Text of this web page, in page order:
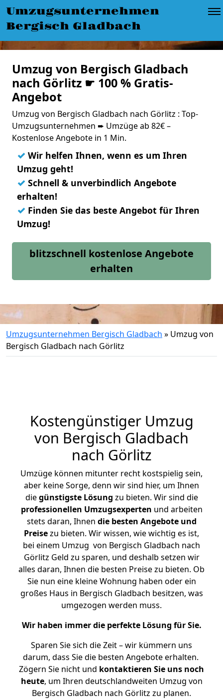
Umzugsunternehmen
Bergisch Gladbach
Umzug von Bergisch Gladbach
nach Görlitz ☛ 100 % Gratis-
Angebot
Umzug von Bergisch Gladbach nach Görlitz : Top-
Umzugsunternehmen ➨ Umzüge ab 82€ –
Kostenlose Angebote in 1 Min.
✓ Wir helfen Ihnen, wenn es um Ihren
Umzug geht!
✓ Schnell & unverbindlich Angebote
erhalten!
✓ Finden Sie das beste Angebot für Ihren
Umzug!
blitzschnell kostenlose Angebote
erhalten
Umzugsunternehmen Bergisch Gladbach » Umzug von
Bergisch Gladbach nach Görlitz
Kostengünstiger Umzug
von Bergisch Gladbach
nach Görlitz
Umzüge können mitunter recht kostspielig sein,
aber keine Sorge, denn wir sind hier, um Ihnen
diegünstigste Lösung zu bieten. Wir sind die
professionellen Umzugsexperten und arbeiten
stets daran, Ihnen die besten Angebote und
Preisezu bieten. Wir wissen, wie wichtig es ist,
bei einem Umzug von Bergisch Gladbach nach
Görlitz Geld zu sparen, und deshalb setzen wir
alles daran, Ihnen die besten Preise zu bieten. Ob
Sie nun eine kleine Wohnung haben oder ein
großes Haus in Bergisch Gladbach besitzen, was
umgezogen werden muss.
Wir haben immer die perfekte Lösung für Sie.
Sparen Sie sich die Zeit – wir kümmern uns
darum, dass Sie die besten Angebote erhalten.
Zögern Sie nicht und kontaktieren Sie uns noch
heute, um Ihren deutschlandweiten Umzug von
Bergisch Gladbach nach Görlitz zu planen.